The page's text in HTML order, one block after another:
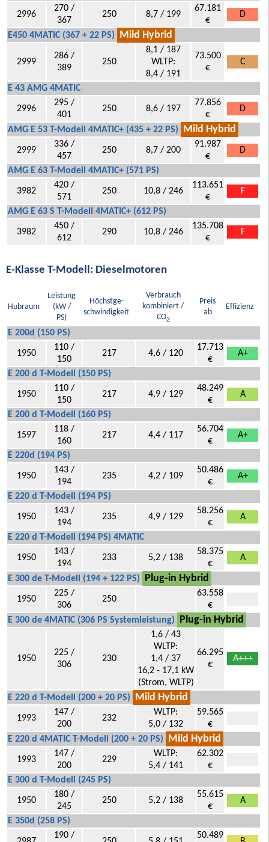
2996
270 /
367
250 8,7 / 199
67.181
€
D
E450 4MATIC (367 + 22 PS) Mild Hybrid
2999
286 /
389
250
8,1 / 187
WLTP:
8,4 / 191
73.500
€
C
E 43 AMG 4MATIC
2996
295 /
401
250 8,6 / 197
77.856
€
D
AMG E 53 T-Modell 4MATIC+ (435 + 22 PS) Mild Hybrid
2999
336 /
457
250 8,7 / 200
91.987
€
D
AMG E 63 T-Modell 4MATIC+ (571 PS)
3982
420 /
571
250 10,8 / 246
113.651
€
F
AMG E 63 S T-Modell 4MATIC+ (612 PS)
3982
450 /
612
290 10,8 / 246
135.708
€
F
E-Klasse T-Modell: Dieselmotoren
Hubraum
Leistung
(kW /
PS)
Höchstge-
schwindigkeit
Verbrauch
kombiniert /
CO2
Preis
ab
Effizienz
E 200d (150 PS)
1950
110 /
150
217 4,6 / 120
17.713
€
A+
E 200 d T-Modell (150 PS)
1950
110 /
150
217 4,9 / 129
48.249
€
A
E 200 d T-Modell (160 PS)
1597
118 /
160
217 4,4 / 117
56.704
€
A+
E 220d (194 PS)
1950
143 /
194
235 4,2 / 109
50.486
€
A+
E 220 d T-Modell (194 PS)
1950
143 /
194
235 4,9 / 129
58.256
€
A
E 220 d T-Modell (194 PS) 4MATIC
1950
143 /
194
233 5,2 / 138
58.375
€
A
E 300 de T-Modell (194 + 122 PS) Plug-in Hybrid
1950
225 /
306
250
63.558
€
E 300 de 4MATIC (306 PS Systemleistung)
Plug-in Hybrid
1950
225 /
306
230
1,6 / 43
WLTP:
1,4 / 37
16,2 - 17,1 kW
(Strom, WLTP)
66.295
€
A+++
E 220 d T-Modell (200 + 20 PS) Mild Hybrid
1993
147 /
200
232
WLTP:
5,0 / 132
59.565
€
E 220 d 4MATIC T-Modell (200 + 20 PS)
Mild Hybrid
1993
147 /
200
229
WLTP:
5,4 / 141
62.302
€
E 300 d T-Modell (245 PS)
1950
180 /
245
250 5,2 / 138
55.615
€
A
E 350d (258 PS)
190 / 50.489